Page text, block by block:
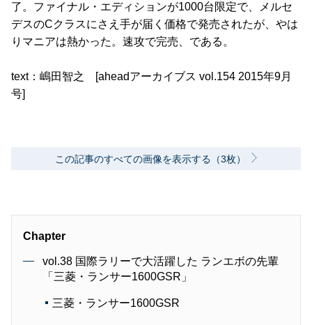
了。ファイナル・エディションが1000台限定で、メルセ
デスのCクラスにさえ手が届く価格で発売されたが、やは
りマニアは熱かった。速攻で完売、である。
text：嶋田智之 [aheadアーカイブス vol.154 2015年9月
号]
この記事のすべての画像を表示する（3枚）
Chapter
vol.38 国際ラリーで大活躍した ランエボの先輩
「三菱・ランサー1600GSR」
三菱・ランサー1600GSR